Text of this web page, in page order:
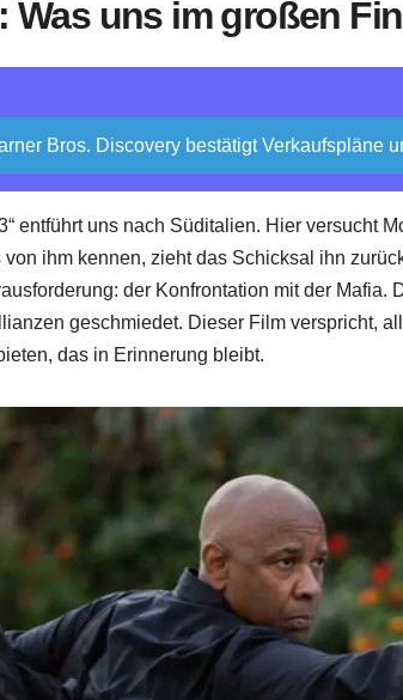
Was uns im großen
Bros. Discovery bestätigt Verkaufspläne
entführt uns nach Süditalien. Hier versucht
ihm kennen, zieht das Schicksal ihn
der Konfrontation mit der Mafia.
geschmiedet. Dieser Film verspricht,
das in Erinnerung bleibt.